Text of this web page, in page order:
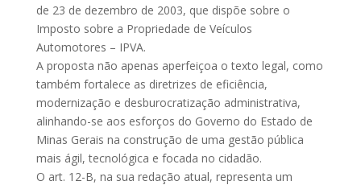
de 23 de dezembro de 2003, que dispõe sobre o
Imposto sobre a Propriedade de Veículos
Automotores – IPVA.
A proposta não apenas aperfeiçoa o texto legal, como
também fortalece as diretrizes de eficiência,
modernização e desburocratização administrativa,
alinhando-se aos esforços do Governo do Estado de
Minas Gerais na construção de uma gestão pública
mais ágil, tecnológica e focada no cidadão.
O art. 12-B, na sua redação atual, representa um